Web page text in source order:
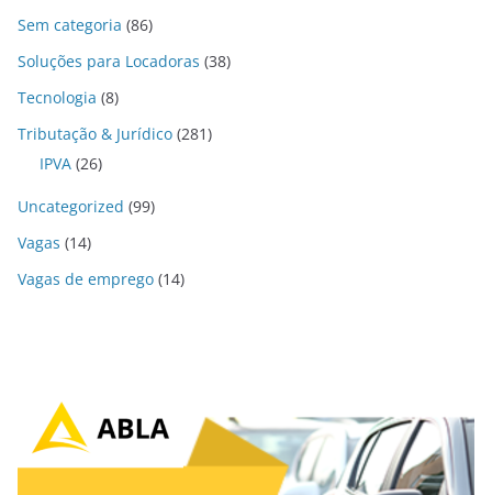
Sem categoria (86)
Soluções para Locadoras (38)
Tecnologia (8)
Tributação & Jurídico (281)
IPVA (26)
Uncategorized (99)
Vagas (14)
Vagas de emprego (14)